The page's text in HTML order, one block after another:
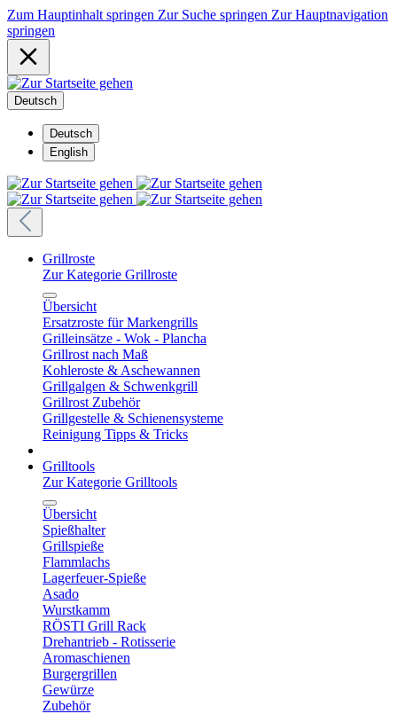
Zum Hauptinhalt springen Zur Suche springen Zur Hauptnavigation
springen
Deutsch
Deutsch
English
Grillroste
Zur Kategorie Grillroste
Übersicht
Ersatzroste für Markengrills
Grilleinsätze - Wok - Plancha
Grillrost nach Maß
Kohleroste & Aschewannen
Grillgalgen & Schwenkgrill
Grillrost Zubehör
Grillgestelle & Schienensysteme
Reinigung Tipps & Tricks
Grilltools
Zur Kategorie Grilltools
Übersicht
Spießhalter
Grillspieße
Flammlachs
Lagerfeuer-Spieße
Asado
Wurstkamm
RÖSTI Grill Rack
Drehantrieb - Rotisserie
Aromaschienen
Burgergrillen
Gewürze
Zubehör